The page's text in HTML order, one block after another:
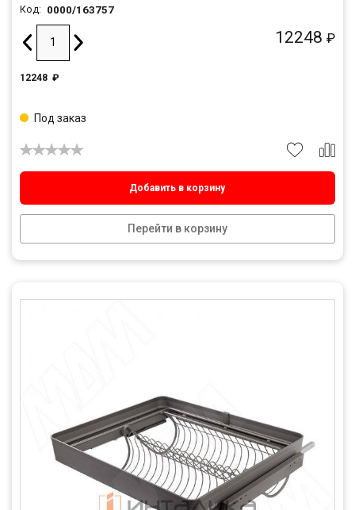
Код: 0000/163757
12248 ₽
12248 ₽
Добавить в корзину
Перейти в корзину
Под заказ